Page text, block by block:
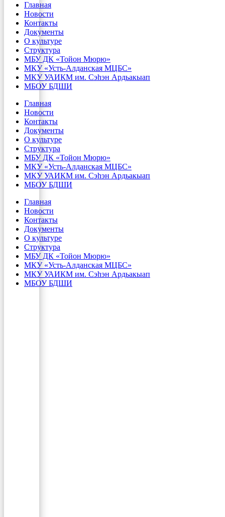
Главная
Новости
Контакты
Документы
О культуре
Структура
МБУ ДК «Тойон Мюрю»
МКУ «Усть-Алданская МЦБС»
МКУ УАИКМ им. Сэһэн Ардьакыап
МБОУ БДШИ
Главная
Новости
Контакты
Документы
О культуре
Структура
МБУ ДК «Тойон Мюрю»
МКУ «Усть-Алданская МЦБС»
МКУ УАИКМ им. Сэһэн Ардьакыап
МБОУ БДШИ
Главная
Новости
Контакты
Документы
О культуре
Структура
МБУ ДК «Тойон Мюрю»
МКУ «Усть-Алданская МЦБС»
МКУ УАИКМ им. Сэһэн Ардьакыап
МБОУ БДШИ